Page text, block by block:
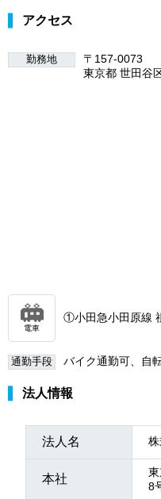
アクセス
勤務地
〒157-0073
東京都 世田谷
電車
①小田急小田原線
通勤手段 バイク通勤可、自
法人情報
法人名
本社
8